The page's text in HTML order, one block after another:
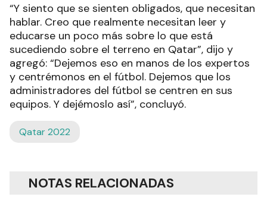
“Y siento que se sienten obligados, que necesitan
hablar. Creo que realmente necesitan leer y
educarse un poco más sobre lo que está
sucediendo sobre el terreno en Qatar”, dijo y
agregó: “Dejemos eso en manos de los expertos
y centrémonos en el fútbol. Dejemos que los
administradores del fútbol se centren en sus
equipos. Y dejémoslo así”, concluyó.
Qatar 2022
NOTAS RELACIONADAS